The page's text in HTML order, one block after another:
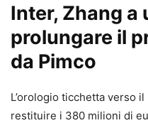
Inter, Zhang a
prolungare il
da Pimco
L’orologio ticchetta verso
restituire i 380 milioni di